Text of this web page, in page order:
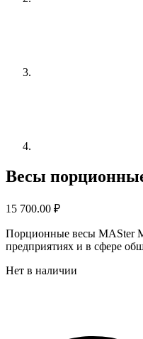
Весы
15 700.00 ₽
Порционные весы MASter
предприятиях и в сфере
Нет в наличии